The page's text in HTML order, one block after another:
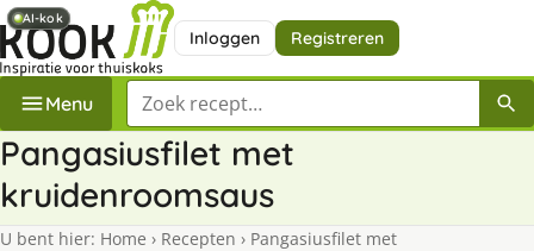
Inloggen Registreren
Menu Zoek een recept
Pangasiusfilet met
kruidenroomsaus
U bent hier: Home › Recepten › Pangasiusfilet met
AI-kok
AI-kok